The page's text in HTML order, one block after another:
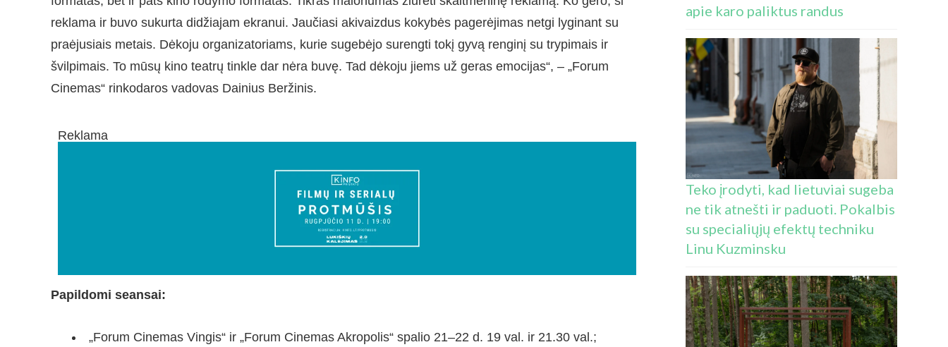
reklama ir buvo sukurta didžiajam ekranui. Jaučiasi akivaizdus kokybės pagerėjimas netgi lyginant su
praėjusiais metais. Dėkoju organizatoriams, kurie sugebėjo surengti tokį gyvą renginį su trypimais ir
švilpimais. To mūsų kino teatrų tinkle dar nėra buvę. Tad dėkoju jiems už geras emocijas“, – „Forum
Cinemas“ rinkodaros vadovas Dainius Beržinis.
Reklama
Papildomi seansai:
„Forum Cinemas Vingis“ ir „Forum Cinemas Akropolis“ spalio 21–22 d. 19 val. ir 21.30 val.;
apie karo paliktus randus
Teko įrodyti, kad lietuviai sugeba
ne tik atnešti ir paduoti. Pokalbis
su specialiųjų efektų techniku
Linu Kuzminsku